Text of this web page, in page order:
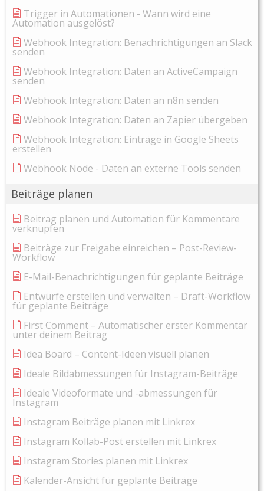
Trigger in Automationen - Wann wird eine
Automation ausgelöst?
Webhook Integration: Benachrichtigungen an Slack
senden
Webhook Integration: Daten an ActiveCampaign
senden
Webhook Integration: Daten an n8n senden
Webhook Integration: Daten an Zapier übergeben
Webhook Integration: Einträge in Google Sheets
erstellen
Webhook Node - Daten an externe Tools senden
Beiträge planen
Beitrag planen und Automation für Kommentare
verknüpfen
Beiträge zur Freigabe einreichen – Post-Review-
Workflow
E-Mail-Benachrichtigungen für geplante Beiträge
Entwürfe erstellen und verwalten – Draft-Workflow
für geplante Beiträge
First Comment – Automatischer erster Kommentar
unter deinem Beitrag
Idea Board – Content-Ideen visuell planen
Ideale Bildabmessungen für Instagram-Beiträge
Ideale Videoformate und -abmessungen für
Instagram
Instagram Beiträge planen mit Linkrex
Instagram Kollab-Post erstellen mit Linkrex
Instagram Stories planen mit Linkrex
Kalender-Ansicht für geplante Beiträge